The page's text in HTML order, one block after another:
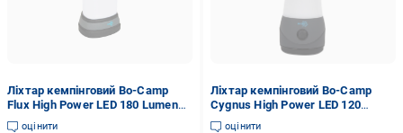
Ліхтар кемпінговий Bo-Camp
Flux High Power LED 180 Lumen
Black/Anthracite (5818895)
оцінити
Ліхтар кемпінговий Bo-Camp
Cygnus High Power LED 120
Lumen Grey (5818875)
оцінити